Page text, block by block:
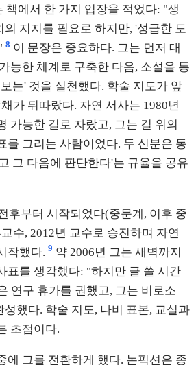
책에서 한 가지 입장을 적었다: "생
지지를 필요로 하지만, '성급한 도
8 이 문장은 중요하다. 그는 먼저 대
능한 체계로 구축한 다음, 소설을 통
는' 것을 실천했다. 학술 지도가 앞
가 뒤따랐다. 자연 서사는 1980년
가능한 길로 자랐고, 그는 길 위의
를 그리는 사람이었다. 두 신분은 동
그 다음에 판단한다'는 규율을 공유
후부터 시작되었다(중문계, 이후 중
수, 2012년 교수로 승진하며 자연
작했다. 9 약 2006년 그는 새벽까지
표를 생각했다: "하지만 글 쓸 시간
연구 휴가를 권했고, 그는 비로소
성했다. 학술 지도, 나비 표본, 교실과
초점이다.
에 그를 전환하게 했다. 논픽션은 종